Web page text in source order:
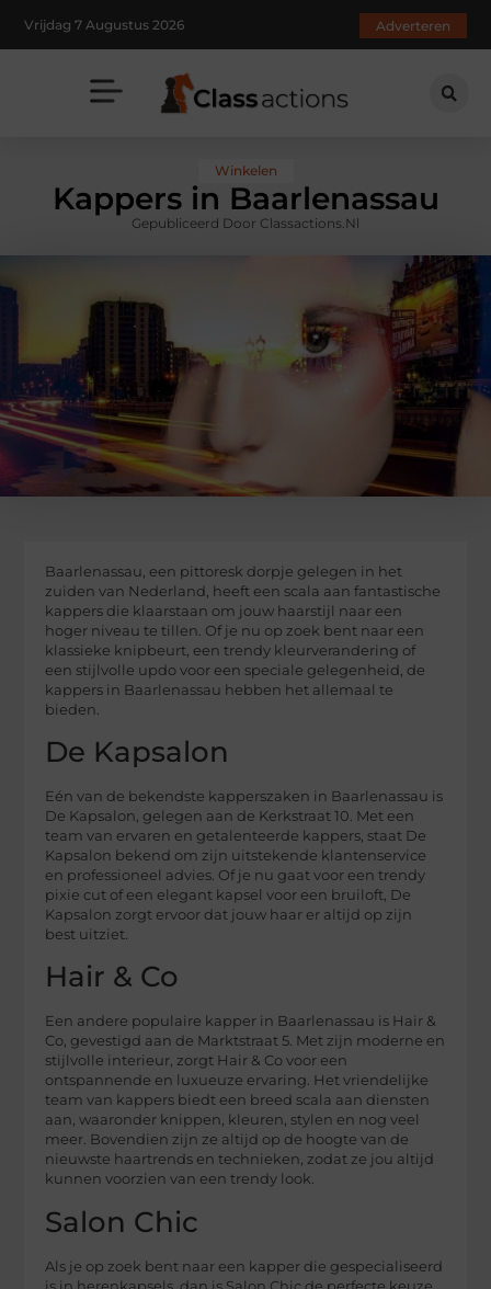
Vrijdag 7 Augustus 2026 Adverteren
Winkelen
Kappers in Baarlenassau
Gepubliceerd Door Classactions.nl
Baarlenassau, een pittoresk dorpje gelegen in het
zuiden van Nederland, heeft een scala aan fantastische
kappers die klaarstaan om jouw haarstijl naar een
hoger niveau te tillen. Of je nu op zoek bent naar een
klassieke knipbeurt, een trendy kleurverandering of
een stijlvolle updo voor een speciale gelegenheid, de
kappers in Baarlenassau hebben het allemaal te
bieden.
De Kapsalon
Eén van de bekendste kapperszaken in Baarlenassau is
De Kapsalon, gelegen aan de Kerkstraat 10. Met een
team van ervaren en getalenteerde kappers, staat De
Kapsalon bekend om zijn uitstekende klantenservice
en professioneel advies. Of je nu gaat voor een trendy
pixie cut of een elegant kapsel voor een bruiloft, De
Kapsalon zorgt ervoor dat jouw haar er altijd op zijn
best uitziet.
Hair & Co
Een andere populaire kapper in Baarlenassau is Hair &
Co, gevestigd aan de Marktstraat 5. Met zijn moderne en
stijlvolle interieur, zorgt Hair & Co voor een
ontspannende en luxueuze ervaring. Het vriendelijke
team van kappers biedt een breed scala aan diensten
aan, waaronder knippen, kleuren, stylen en nog veel
meer. Bovendien zijn ze altijd op de hoogte van de
nieuwste haartrends en technieken, zodat ze jou altijd
kunnen voorzien van een trendy look.
Salon Chic
Als je op zoek bent naar een kapper die gespecialiseerd